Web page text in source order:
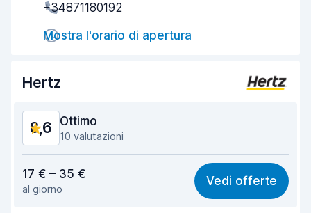
Rapidità del ritiro
Rapidità della riconsegna
9,4
+34871180192
Mostra l'orario di apertura
Hertz
8,6 Ottimo
10 valutazioni
7,7
Facile da trovare 9,0
17 € – 35 €
al giorno
Vedi offerte